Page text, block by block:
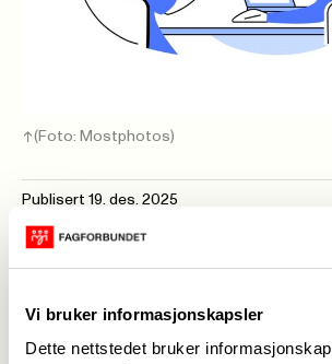
Vi bruker informasjonskapsler
Dette nettstedet bruker
(Foto: Mostphotos)
Publisert 19. des. 2025
Fagforbundet Ringsaker avd. 264
Sted: Wood hotell i Brumunddal,